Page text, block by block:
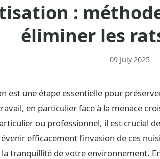
:
éliminer les
09 July 2025
est une étape essentielle pour
en particulier face à la menace
ou professionnel, il est crucial
efficacement l’invasion de ces
tranquillité de votre environnement.